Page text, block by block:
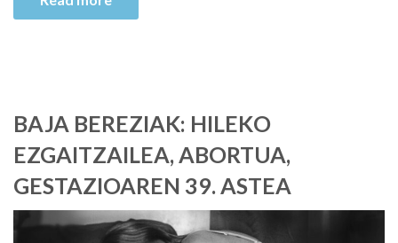
BAJA BEREZIAK: HILEKO
EZGAITZAILEA, ABORTUA,
GESTAZIOAREN 39. ASTEA